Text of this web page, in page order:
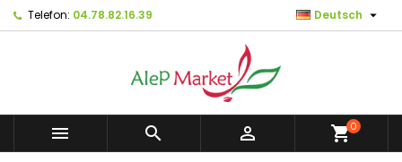
Telefon: 04.78.82.16.39 Deutsch 
   shopping_cart0
Mes listes d'envies ×
Créer une nouvelle liste
((modalTitle)) ×
((confirmMessage))
((cancelText)) ((modalDeleteText))
Wunschliste erstellen ×
Name der Wunschliste
Anmelden ×
Sie müssen angemeldet sein, um Artikel Ihrer
Wunschliste hinzufügen zu können.
Abbrechen Anmelden